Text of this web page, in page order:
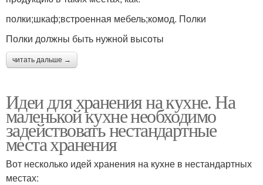
полки;шкаф;встроенная мебель;комод. Полки
Полки должны быть нужной высоты
читать дальше →
Идеи для хранения на кухне. На
маленькой кухне необходимо
задействовать нестандартные
места хранения
Вот несколько идей хранения на кухне в нестандартных
местах: